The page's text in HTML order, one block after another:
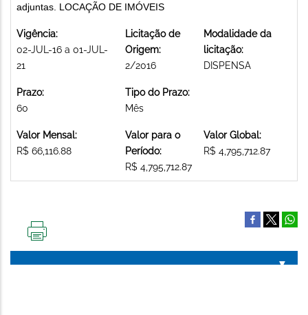
adjuntas. LOCAÇÃO DE IMÓVEIS
Vigência:
02-JUL-16 a 01-JUL-
21
Licitação de
Origem:
2/2016
Modalidade da
licitação:
DISPENSA
Prazo:
60
Tipo do Prazo:
Mês
Valor Mensal:
R$ 66,116.88
Valor para o
Período:
R$ 4,795,712.87
Valor Global:
R$ 4,795,712.87
PÁGINA